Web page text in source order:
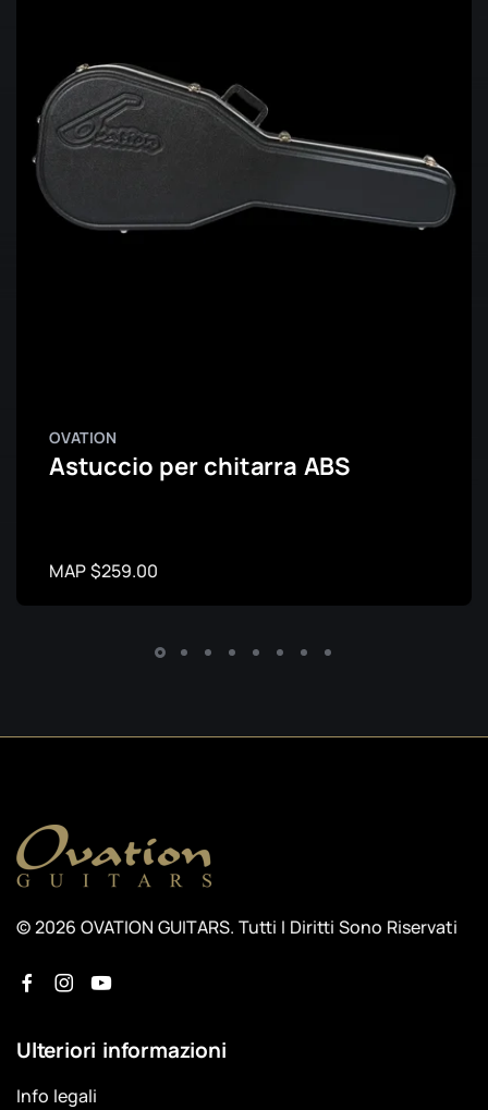
OVATION
Astuccio per chitarra ABS
MAP $259.00
© 2026 OVATION GUITARS. Tutti I Diritti Sono Riservati
Ulteriori informazioni
Info legali